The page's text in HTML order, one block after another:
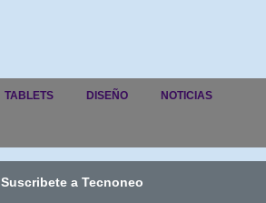
TABLETS DISEÑO NOTICIAS
Suscribete a Tecnoneo